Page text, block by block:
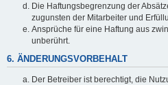
Die Haftungsbegrenzung der
zugunsten der Mitarbeiter und
Ansprüche für eine Haftung aus
unberührt.
6. ÄNDERUNGSVORBEHALT
Der Betreiber ist berechtigt, die